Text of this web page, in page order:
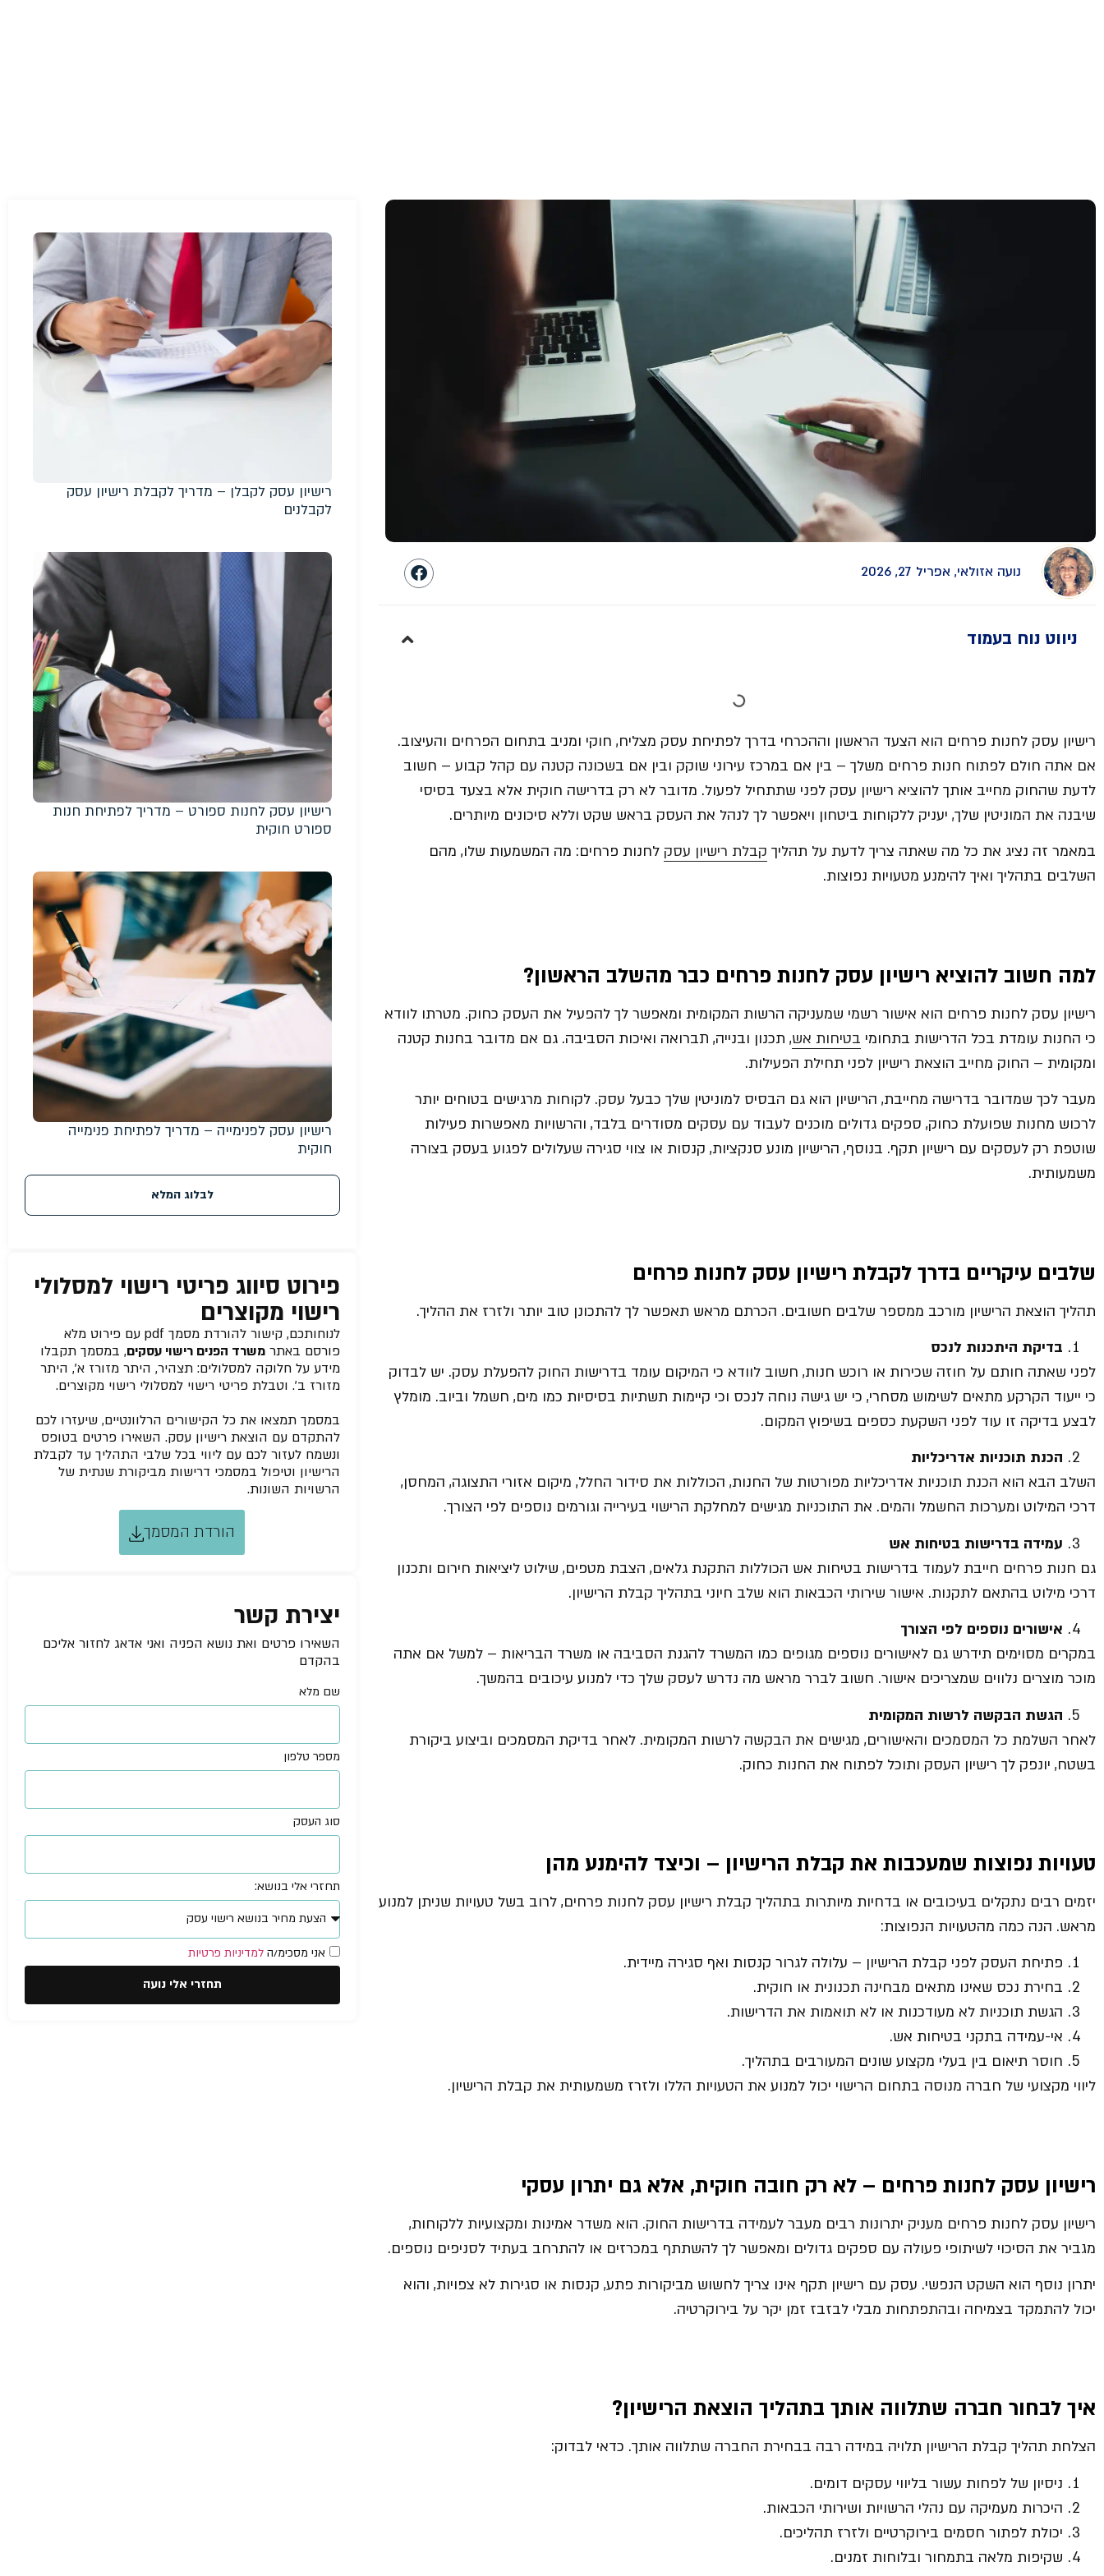
נועה אזולאי, אפריל 27, 2026
ניווט נוח בעמוד
רישיון עסק לחנות פרחים הוא הצעד הראשון וההכרחי בדרך לפתיחת עסק מצליח, חוקי ומניב בתחום הפרחים והעיצוב.
אם אתה חולם לפתוח חנות פרחים משלך – בין אם במרכז עירוני שוקק ובין אם בשכונה קטנה עם קהל קבוע – חשוב
לדעת שהחוק מחייב אותך להוציא רישיון עסק לפני שתתחיל לפעול. מדובר לא רק בדרישה חוקית אלא בצעד בסיסי
שיבנה את המוניטין שלך, יעניק ללקוחות ביטחון ויאפשר לך לנהל את העסק בראש שקט וללא סיכונים מיותרים.
במאמר זה נציג את כל מה שאתה צריך לדעת על תהליך קבלת רישיון עסק לחנות פרחים: מה המשמעות שלו, מהם
השלבים בתהליך ואיך להימנע מטעויות נפוצות.
למה חשוב להוציא רישיון עסק לחנות פרחים כבר מהשלב הראשון?
רישיון עסק לחנות פרחים הוא אישור רשמי שמעניקה הרשות המקומית ומאפשר לך להפעיל את העסק כחוק. מטרתו לוודא
כי החנות עומדת בכל הדרישות בתחומי בטיחות אש, תכנון ובנייה, תברואה ואיכות הסביבה. גם אם מדובר בחנות קטנה
ומקומית – החוק מחייב הוצאת רישיון לפני תחילת הפעילות.
מעבר לכך שמדובר בדרישה מחייבת, הרישיון הוא גם הבסיס למוניטין שלך כבעל עסק. לקוחות מרגישים בטוחים יותר
לרכוש מחנות שפועלת כחוק, ספקים גדולים מוכנים לעבוד עם עסקים מסודרים בלבד, והרשויות מאפשרות פעילות
שוטפת רק לעסקים עם רישיון תקף. בנוסף, הרישיון מונע סנקציות, קנסות או צווי סגירה שעלולים לפגוע בעסק בצורה
משמעותית.
שלבים עיקריים בדרך לקבלת רישיון עסק לחנות פרחים
תהליך הוצאת הרישיון מורכב ממספר שלבים חשובים. הכרתם מראש תאפשר לך להתכונן טוב יותר ולזרז את ההליך.
בדיקת היתכנות לנכס
לפני שאתה חותם על חוזה שכירות או רוכש חנות, חשוב לוודא כי המיקום עומד בדרישות החוק להפעלת עסק. יש לבדוק
כי ייעוד הקרקע מתאים לשימוש מסחרי, כי יש גישה נוחה לנכס וכי קיימות תשתיות בסיסיות כמו מים, חשמל וביוב. מומלץ
לבצע בדיקה זו עוד לפני השקעת כספים בשיפוץ המקום.
הכנת תוכניות אדריכליות
השלב הבא הוא הכנת תוכניות אדריכליות מפורטות של החנות, הכוללות את סידור החלל, מיקום אזורי התצוגה, המחסן,
דרכי המילוט ומערכות החשמל והמים. את התוכניות מגישים למחלקת הרישוי בעירייה וגורמים נוספים לפי הצורך.
עמידה בדרישות בטיחות אש
גם חנות פרחים חייבת לעמוד בדרישות בטיחות אש הכוללות התקנת גלאים, הצבת מטפים, שילוט ליציאות חירום ותכנון
דרכי מילוט בהתאם לתקנות. אישור שירותי הכבאות הוא שלב חיוני בתהליך קבלת הרישיון.
אישורים נוספים לפי הצורך
במקרים מסוימים תידרש גם לאישורים נוספים מגופים כמו המשרד להגנת הסביבה או משרד הבריאות – למשל אם אתה
מוכר מוצרים נלווים שמצריכים אישור. חשוב לברר מראש מה נדרש לעסק שלך כדי למנוע עיכובים בהמשך.
הגשת הבקשה לרשות המקומית
לאחר השלמת כל המסמכים והאישורים, מגישים את הבקשה לרשות המקומית. לאחר בדיקת המסמכים וביצוע ביקורת
בשטח, יונפק לך רישיון העסק ותוכל לפתוח את החנות כחוק.
טעויות נפוצות שמעכבות את קבלת הרישיון – וכיצד להימנע מהן
יזמים רבים נתקלים בעיכובים או בדחיות מיותרות בתהליך קבלת רישיון עסק לחנות פרחים, לרוב בשל טעויות שניתן למנוע
מראש. הנה כמה מהטעויות הנפוצות:
פתיחת העסק לפני קבלת הרישיון – עלולה לגרור קנסות ואף סגירה מיידית.
בחירת נכס שאינו מתאים מבחינה תכנונית או חוקית.
הגשת תוכניות לא מעודכנות או לא תואמות את הדרישות.
אי-עמידה בתקני בטיחות אש.
חוסר תיאום בין בעלי מקצוע שונים המעורבים בתהליך.
ליווי מקצועי של חברה מנוסה בתחום הרישוי יכול למנוע את הטעויות הללו ולזרז משמעותית את קבלת הרישיון.
רישיון עסק לחנות פרחים – לא רק חובה חוקית, אלא גם יתרון עסקי
רישיון עסק לחנות פרחים מעניק יתרונות רבים מעבר לעמידה בדרישות החוק. הוא משדר אמינות ומקצועיות ללקוחות,
מגביר את הסיכוי לשיתופי פעולה עם ספקים גדולים ומאפשר לך להשתתף במכרזים או להתרחב בעתיד לסניפים נוספים.
יתרון נוסף הוא השקט הנפשי. עסק עם רישיון תקף אינו צריך לחשוש מביקורות פתע, קנסות או סגירות לא צפויות, והוא
יכול להתמקד בצמיחה ובהתפתחות מבלי לבזבז זמן יקר על בירוקרטיה.
איך לבחור חברה שתלווה אותך בתהליך הוצאת הרישיון?
הצלחת תהליך קבלת הרישיון תלויה במידה רבה בבחירת החברה שתלווה אותך. כדאי לבדוק:
ניסיון של לפחות עשור בליווי עסקים דומים.
היכרות מעמיקה עם נהלי הרשויות ושירותי הכבאות.
יכולת לפתור חסמים בירוקרטיים ולזרז תהליכים.
שקיפות מלאה בתמחור ובלוחות זמנים.
רישיון עסק לקבלן – מדריך לקבלת רישיון עסק
לקבלנים
רישיון עסק לחנות ספורט – מדריך לפתיחת חנות
ספורט חוקית
רישיון עסק לפנימייה – מדריך לפתיחת פנימייה
חוקית
לבלוג המלא
פירוט סיווג פריטי רישוי למסלולי
רישוי מקוצרים
לנוחותכם, קישור להורדת מסמך pdf עם פירוט מלא
פורסם באתרמשרד הפנים רישוי עסקים, במסמך תקבלו
מידע על חלוקה למסלולים: תצהיר, היתר מזורז א’, היתר
מזורז ב’. וטבלת פריטי רישוי למסלולי רישוי מקוצרים.
במסמך תמצאו את כל הקישורים הרלוונטיים, שיעזרו לכם
להתקדם עם הוצאת רישיון עסק. השאירו פרטים בטופס
ונשמח לעזור לכם עם ליווי בכל שלבי התהליך עד לקבלת
הרישיון וטיפול במסמכי דרישות מביקורת שנתית של
הרשויות השונות.
הורדת המסמך
יצירת קשר
השאירו פרטים ואת נושא הפניה ואני אדאג לחזור אליכם
בהקדם
שם מלא
מספר טלפון
סוג העסק
תחזרי אלי בנושא:
אני מסכימ/הלמדיניות פרטיות
תחזרי אלי נועה